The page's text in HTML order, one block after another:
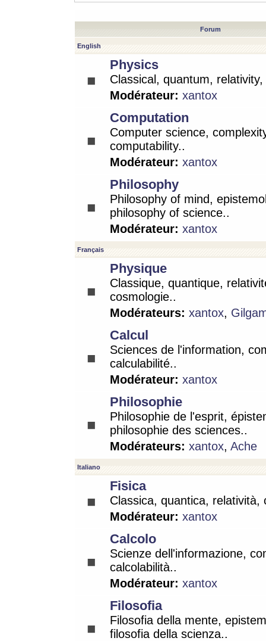
Forum
English
Physics
Classical, quantum,
Modérateur: xantox
Computation
Computer science,
computability..
Modérateur: xantox
Philosophy
Philosophy of mind,
philosophy of science..
Modérateur: xantox
Français
Physique
Classique, quantique,
cosmologie..
Modérateurs: xantox,
Calcul
Sciences de l'information,
calculabilité..
Modérateur: xantox
Philosophie
Philosophie de l'esprit,
philosophie des sciences..
Modérateurs: xantox, Ache
Italiano
Fisica
Classica, quantica, relatività,
Modérateur: xantox
Calcolo
Scienze dell'informazione,
calcolabilità..
Modérateur: xantox
Filosofia
Filosofia della mente,
filosofia della scienza..